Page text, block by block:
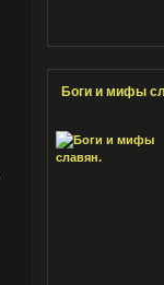
Боги и мифы